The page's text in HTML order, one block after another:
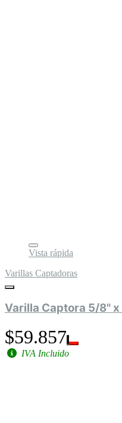
Vista rápida
Varillas Captadoras
Varilla Captora 5/8"
$59.857
IVA Incluido